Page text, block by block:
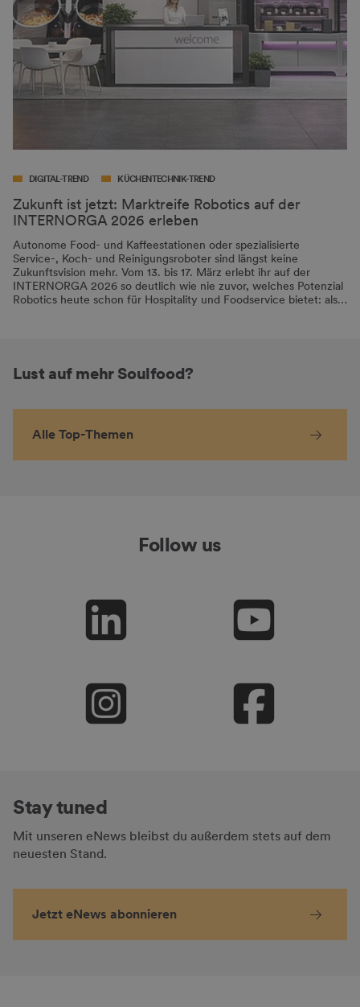
DIGITAL-TREND KÜCHENTECHNIK-TREND
Zukunft ist jetzt: Marktreife Robotics auf der
INTERNORGA 2026 erleben
Autonome Food- und Kaffeestationen oder spezialisierte
Service-, Koch- und Reinigungsroboter sind längst keine
Zukunftsvision mehr. Vom 13. bis 17. März erlebt ihr auf der
INTERNORGA 2026 so deutlich wie nie zuvor, welches Potenzial
Robotics heute schon für Hospitality und Foodservice bietet: als…
Lust auf mehr Soulfood?
Alle Top-Themen
Follow us
Stay tuned
Mit unseren eNews bleibst du außerdem stets auf dem
neuesten Stand.
Jetzt eNews abonnieren